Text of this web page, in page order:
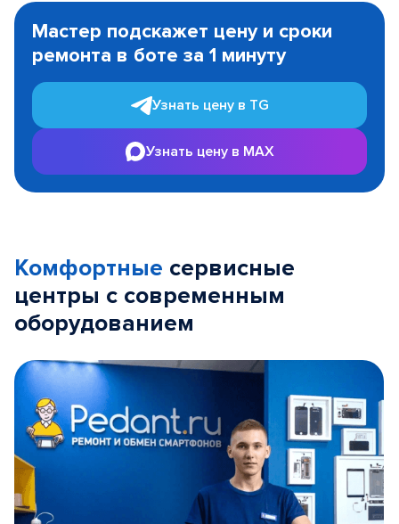
1
Мастер подскажет цену и сроки
ремонта в боте за 1 минуту
Узнать цену в TG
Узнать цену в MAX
Комфортные сервисные
центры с современным
оборудованием